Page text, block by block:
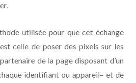
utilisée pour que cet échange
celle de poser des pixels sur les
de la page disposant d’un
identifiant ou appareil– et de